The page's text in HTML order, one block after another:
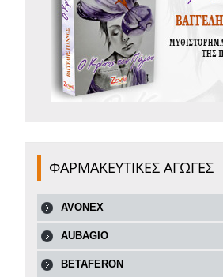
ΦΑΡΜΑΚΕΥΤΙΚΕΣ ΑΓΩΓΕΣ
AVONEX
AUBAGIO
BETAFERON